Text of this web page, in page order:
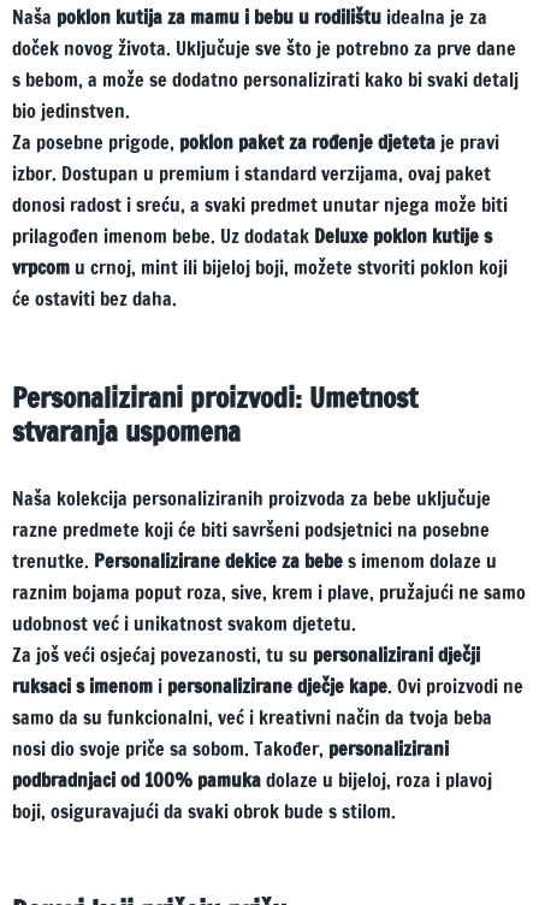
Naša poklon kutija za mamu i bebu u rodilištu idealna je za
doček novog života. Uključuje sve što je potrebno za prve dane
s bebom, a može se dodatno personalizirati kako bi svaki detalj
bio jedinstven.
Za posebne prigode, poklon paket za rođenje djeteta je pravi
izbor. Dostupan u premium i standard verzijama, ovaj paket
donosi radost i sreću, a svaki predmet unutar njega može biti
prilagođen imenom bebe. Uz dodatak Deluxe poklon kutije s
vrpcom u crnoj, mint ili bijeloj boji, možete stvoriti poklon koji
će ostaviti bez daha.
Personalizirani proizvodi: Umetnost
stvaranja uspomena
Naša kolekcija personaliziranih proizvoda za bebe uključuje
razne predmete koji će biti savršeni podsjetnici na posebne
trenutke. Personalizirane dekice za bebes imenom dolaze u
raznim bojama poput roza, sive, krem i plave, pružajući ne samo
udobnost već i unikatnost svakom djetetu.
Za još veći osjećaj povezanosti, tu su personalizirani dječji
ruksaci s imenom i personalizirane dječje kape. Ovi proizvodi ne
samo da su funkcionalni, već i kreativni način da tvoja beba
nosi dio svoje priče sa sobom. Također, personalizirani
podbradnjaci od 100% pamukadolaze u bijeloj, roza i plavoj
boji, osiguravajući da svaki obrok bude s stilom.